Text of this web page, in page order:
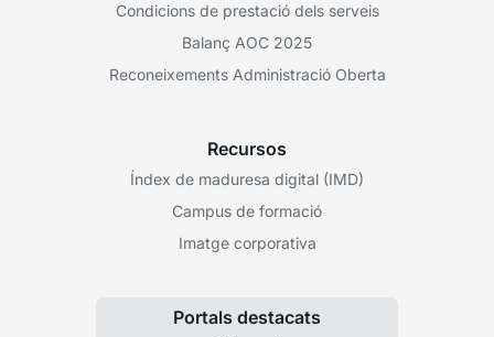
Condicions de prestació dels serveis
Balanç AOC 2025
Reconeixements Administració Oberta
Recursos
Índex de maduresa digital (IMD)
Campus de formació
Imatge corporativa
Portals destacats